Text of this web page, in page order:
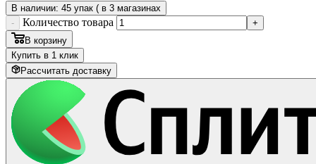
В наличии: 45 упак ( в 3 магазинах
-
Количество товара
+
В корзину
Купить в 1 клик
Рассчитать доставку